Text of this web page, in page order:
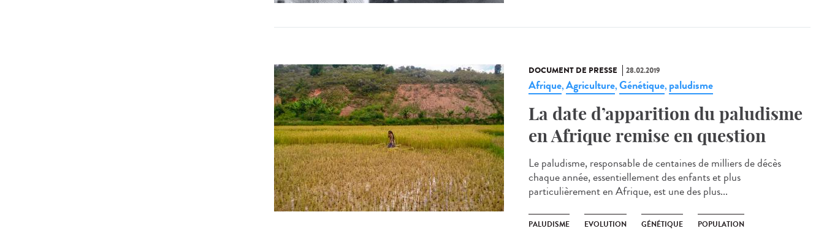
DOCUMENT DE PRESSE 28.02.2019
Afrique,Agriculture,Génétique, paludisme
La date d’apparition du paludisme
en Afrique remise en question
Le paludisme, responsable de centaines de milliers de décès
chaque année, essentiellement des enfants et plus
particulièrement en Afrique, est une des plus...
PALUDISME EVOLUTION GÉNÉTIQUE POPULATION